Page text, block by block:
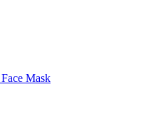
Mask